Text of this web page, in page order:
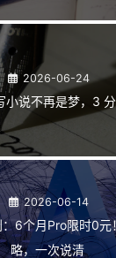
2026-06-24
小说不再是梦，3
2026-06-14
6个月Pro限时0元
略，一次说清